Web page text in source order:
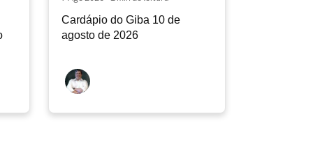
Cardápio do Giba 10 de
agosto de 2026